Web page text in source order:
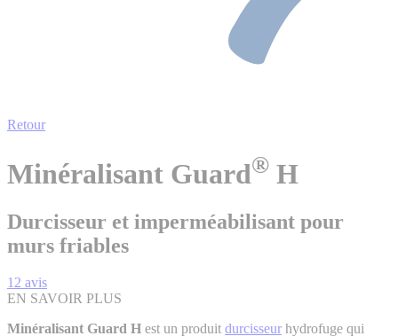
Retour
Minéralisant Guard® H
Durcisseur et imperméabilisant pour
murs friables
12 avis
EN SAVOIR PLUS
Minéralisant Guard H est un produit durcisseur hydrofuge qui